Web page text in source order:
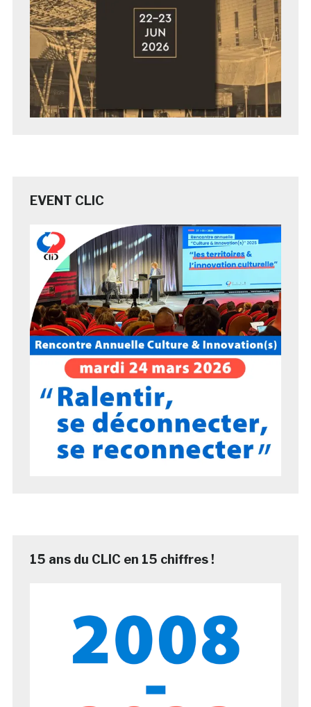
EVENT CLIC
15 ans du CLIC en 15 chiffres !